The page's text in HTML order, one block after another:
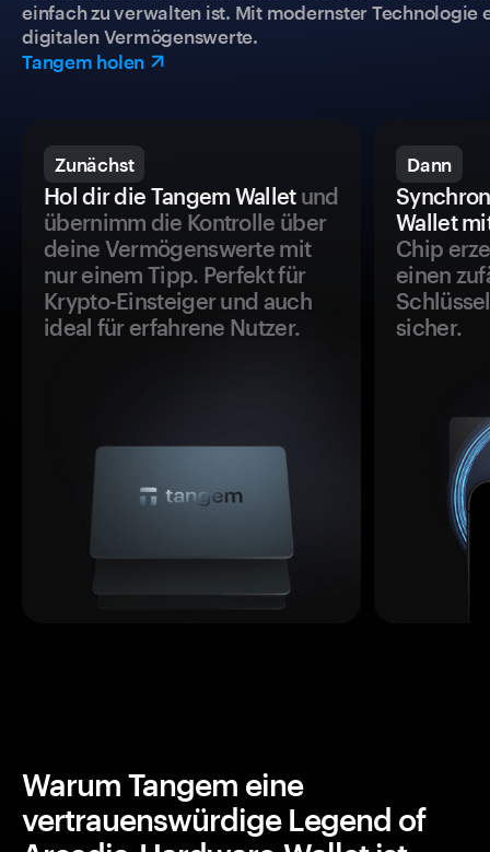
einfach zu verwalten ist. Mit modernster
digitalen Vermögenswerte.
Tangem holen
Zunächst
Hol dir die Tangem Walletund
übernimm die Kontrolle über
deine Vermögenswerte mit
nur einem Tipp. Perfekt für
Krypto-Einsteiger und auch
ideal für erfahrene Nutzer.
Dann
Wallet
Chip
einen
sicher.
Warum Tangem eine
vertrauenswürdige Legend of